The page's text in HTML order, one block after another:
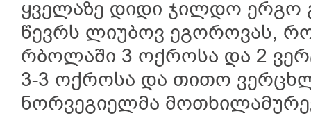
ყველაზე დიდი ჯილდო ერგო
წევრს ლიუბოვ ეგოროვას,
რბოლაში 3 ოქროსა და 2
3-3 ოქროსა და თითო
ნორვეგიელმა